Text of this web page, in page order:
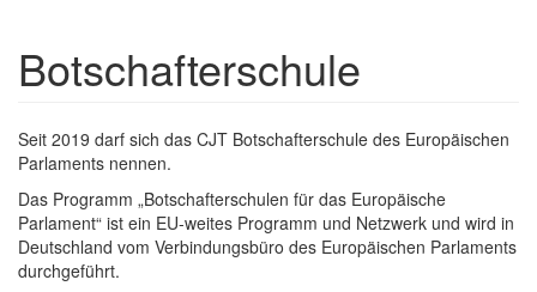
Botschafterschule
Seit 2019 darf sich das CJT Botschafterschule des Europäischen
Parlaments nennen.
Das Programm „Botschafterschulen für das Europäische
Parlament“ ist ein EU-weites Programm und Netzwerk und wird in
Deutschland vom Verbindungsbüro des Europäischen Parlaments
durchgeführt.